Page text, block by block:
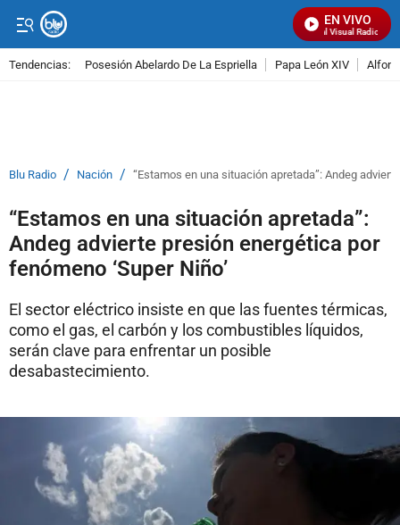
EN VIVO
Señal Visual Radio
Tendencias: Posesión Abelardo De La Espriella Papa León XIV
Blu Radio / Nación / “Estamos en una situación apretada”: Andeg
“Estamos en una situación apretada”:
Andeg advierte presión energética por
fenómeno ‘Super Niño’
El sector eléctrico insiste en que las fuentes térmicas,
como el gas, el carbón y los combustibles líquidos,
serán clave para enfrentar un posible
desabastecimiento.